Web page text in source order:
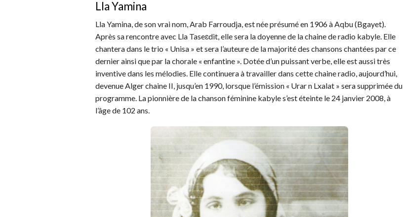
Lla Yamina
Lla Yamina, de son vrai nom, Arab Farroudja, est née présumé en 1906 à Aqbu (Bgayet).
Après sa rencontre avec Lla Taseɛdit, elle sera la doyenne de la chaine de radio kabyle. Elle
chantera dans le trio « Unisa » et sera l’auteure de la majorité des chansons chantées par ce
dernier ainsi que par la chorale « enfantine ». Dotée d’un puissant verbe, elle est aussi très
inventive dans les mélodies. Elle continuera à travailler dans cette chaine radio, aujourd’hui,
devenue Alger chaine II, jusqu’en 1990, lorsque l’émission « Urar n Lxalat » sera supprimée du
programme. La pionnière de la chanson féminine kabyle s’est éteinte le 24 janvier 2008, à
l’âge de 102 ans.